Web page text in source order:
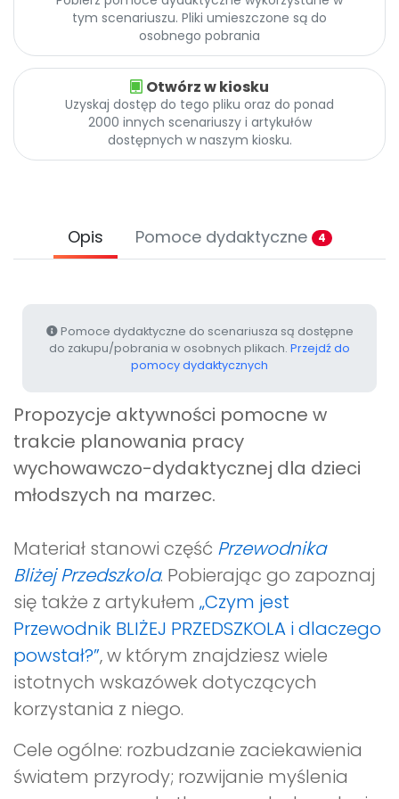
Promocje
tym scenariuszu. Pliki umieszczone są do
osobnego pobrania
Otwórz w kiosku
Uzyskaj dostęp do tego pliku oraz do ponad
2000 innych scenariuszy i artykułów
dostępnych w naszym kiosku.
Opis Pomoce dydaktyczne 4
Pomoce dydaktyczne do scenariusza są dostępne
do zakupu/pobrania w osobnych plikach. Przejdź do
pomocy dydaktycznych
Propozycje aktywności pomocne w
trakcie planowania pracy
wychowawczo-dydaktycznej dla dzieci
młodszych na marzec.
Materiał stanowi część Przewodnika
Bliżej Przedszkola. Pobierając go zapoznaj
się także z artykułem „Czym jest
Przewodnik BLIŻEJ PRZEDSZKOLA i dlaczego
powstał?”, w którym znajdziesz wiele
istotnych wskazówek dotyczących
korzystania z niego.
Cele ogólne: rozbudzanie zaciekawienia
światem przyrody; rozwijanie myślenia